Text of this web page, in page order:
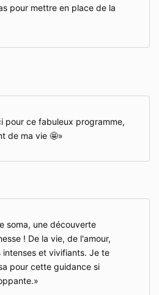
pour mettre en place de la
pour ce fabuleux programme,
de ma vie 🤩
soma, une découverte
! De la vie, de l'amour,
intenses et vivifiants. Je te
pour cette guidance si